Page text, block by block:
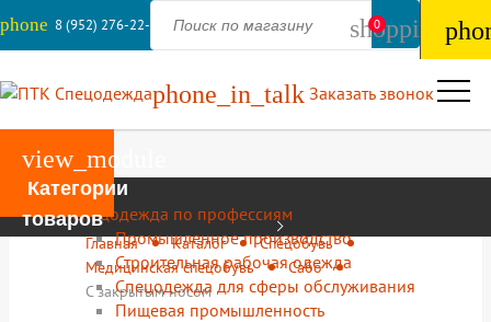
phone 8 (952) 276-22-44
phone_in_talk Заказать звонок
Каталог
Спецодежда по профессиям
Промышленное производство
Строительная рабочая одежда
Спецодежда для сферы обслуживания
Пищевая промышленность
0
Главная Каталог
Спецобувь
Медицинская спецобувь
Сабо
С закрытым носом
view_module
Категории
товаров